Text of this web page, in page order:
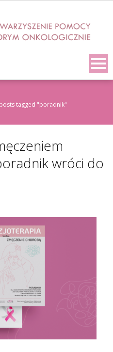
posts tagged "poradnik"
wróci do